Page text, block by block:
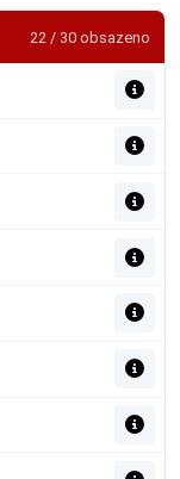
22 / 30 obsazeno